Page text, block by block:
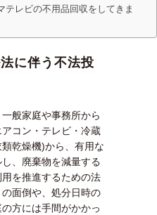
テレビの不用品回収をしてきま
に伴う不法投
般家庭や事務所から
コン・テレビ・冷蔵
乾燥機)から、有用な
、廃棄物を減量する
を推進するための法
面倒や、処分日時の
方には手間がかかっ